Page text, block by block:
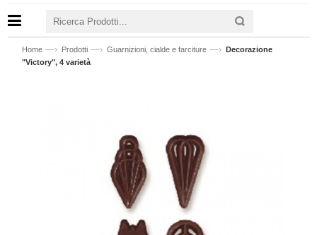
Home —› Prodotti —› Guarnizioni, cialde e farciture —› Decorazione
"Victory", 4 varietà